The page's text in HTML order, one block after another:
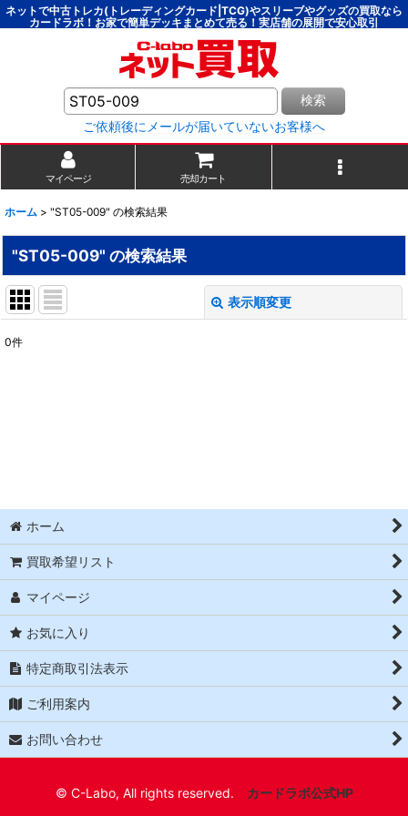
ネットで中古トレカ(トレーディングカード|TCG)やスリーブやグッズの買取なら
カードラボ！お家で簡単デッキまとめて売る！実店舗の展開で安心取引
検索
ご依頼後にメールが届いていないお客様へ
マイページ 売却カート
ホーム > "ST05-009" の検索結果
"ST05-009" の検索結果
表示順変更
商品検索
0件
ホーム
買取希望リスト
マイページ
お気に入り
特定商取引法表示
ご利用案内
お問い合わせ
© C-Labo, All rights reserved. カードラボ公式HP